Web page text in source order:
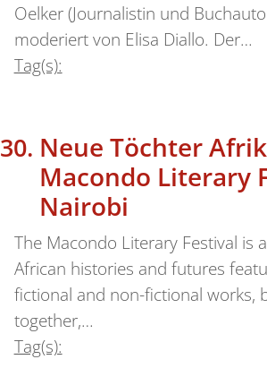
Oelker (Journalistin und
moderiert von Elisa Diallo. Der…
Tag(s):
Neue Töchter
Macondo Literary
Nairobi
The Macondo Literary Festival is
African histories and futures
fictional and non-fictional works,
together,…
Tag(s):